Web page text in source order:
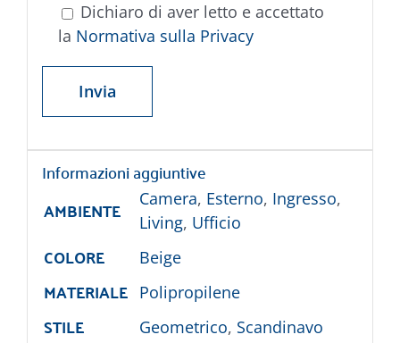
Dichiaro di aver letto e accettato
la Normativa sulla Privacy
Informazioni aggiuntive
AMBIENTE
Camera, Esterno, Ingresso,
Living, Ufficio
COLORE Beige
MATERIALE Polipropilene
STILE Geometrico, Scandinavo